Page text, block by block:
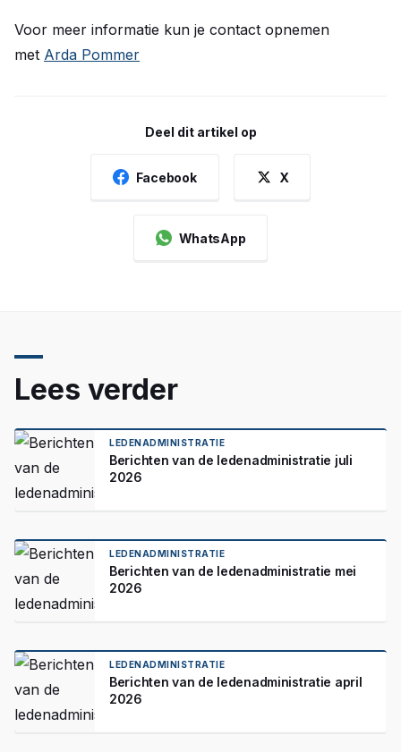
Voor meer informatie kun je contact opnemen
met Arda Pommer
Deel dit artikel op
Facebook X
WhatsApp
Lees verder
LEDENADMINISTRATIE
Berichten van de ledenadministratie juli
2026
LEDENADMINISTRATIE
Berichten van de ledenadministratie mei
2026
LEDENADMINISTRATIE
Berichten van de ledenadministratie april
2026